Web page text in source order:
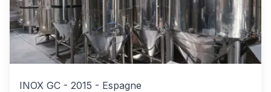
INOX GC - 2015 - Espagne